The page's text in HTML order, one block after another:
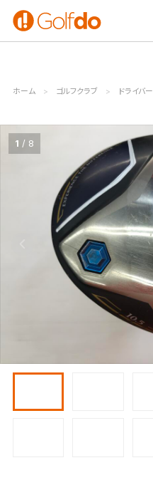
ゴルフ
クラブ
ゴルフ用品
ホーム ゴルフクラブ ドライバー
1 8